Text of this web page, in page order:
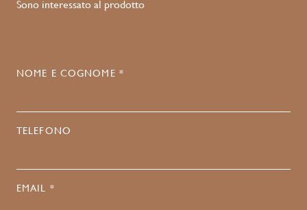
Sono interessato al prodotto
NOME E COGNOME *
TELEFONO
EMAIL *